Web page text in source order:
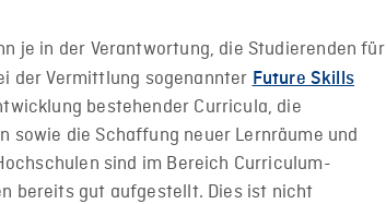
je in der Verantwortung, die Studierenden für
der Vermittlung sogenannter Future Skills
bestehender Curricula, die
die Schaffung neuer Lernräume und
sind im Bereich Curriculum-
bereits gut aufgestellt. Dies ist nicht